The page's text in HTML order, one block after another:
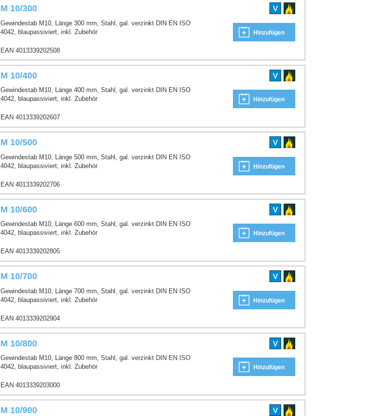
M 10/300
Gewindestab M10, Länge 300 mm, Stahl, gal. verzinkt DIN EN ISO
4042, blaupassiviert, inkl. Zubehör
Hinzufügen
EAN 4013339202508
M 10/400
Gewindestab M10, Länge 400 mm, Stahl, gal. verzinkt DIN EN ISO
4042, blaupassiviert, inkl. Zubehör
Hinzufügen
EAN 4013339202607
M 10/500
Gewindestab M10, Länge 500 mm, Stahl, gal. verzinkt DIN EN ISO
4042, blaupassiviert, inkl. Zubehör
Hinzufügen
EAN 4013339202706
M 10/600
Gewindestab M10, Länge 600 mm, Stahl, gal. verzinkt DIN EN ISO
4042, blaupassiviert, inkl. Zubehör
Hinzufügen
EAN 4013339202805
M 10/700
Gewindestab M10, Länge 700 mm, Stahl, gal. verzinkt DIN EN ISO
4042, blaupassiviert, inkl. Zubehör
Hinzufügen
EAN 4013339202904
M 10/800
Gewindestab M10, Länge 800 mm, Stahl, gal. verzinkt DIN EN ISO
4042, blaupassiviert, inkl. Zubehör
Hinzufügen
EAN 4013339203000
M 10/900